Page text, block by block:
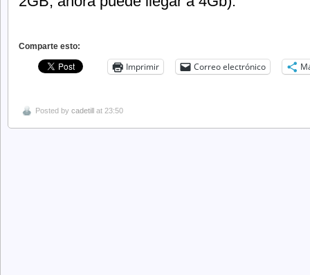
Comparte esto:
Imprimir Correo electrónico
Posted by cadetill at 23:50